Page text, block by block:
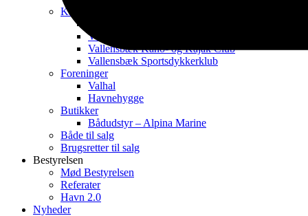
Klubber
Vallensbæk Båd klub
Vallensbæk Kano- og Kajak Club
Vallensbæk Sportsdykkerklub
Foreninger
Valhal
Havnehygge
Butikker
Bådudstyr – Alpina Marine
Både til salg
Brugsretter til salg
Bestyrelsen
Mød Bestyrelsen
Referater
Havn 2.0
Nyheder